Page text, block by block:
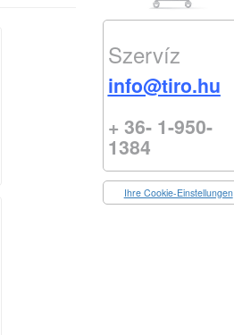
Szervíz
info@tiro.hu
+ 36- 1-950-
1384
Ihre Cookie-Einstellungen